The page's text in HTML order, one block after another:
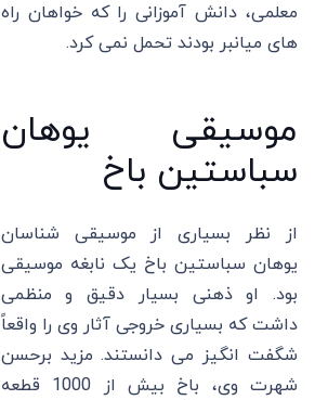
معلمی، دانش آموزانی را که خواهان راه
های میانبر بودند تحمل نمی کرد.
موسیقی یوهان
سباستین باخ
از نظر بسیاری از موسیقی شناسان
یوهان سباستین باخ یک نابغه موسیقی
بود. او ذهنی بسیار دقیق و منظمی
داشت که بسیاری خروجی آثار وی را واقعاً
شگفت انگیز می دانستند. مزید برحسن
شهرت وی، باخ بیش از 1000 قطعه